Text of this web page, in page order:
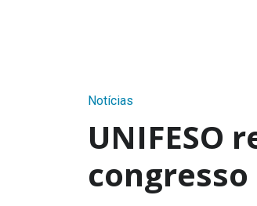
Notícias
UNIFESO